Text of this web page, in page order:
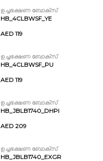
ഉച്ചഭക്ഷണ ബോക്സ്
HB_4CLBWSF_YE
AED 119
ഉച്ചഭക്ഷണ ബോക്സ്
HB_4CLBWSF_PU
AED 119
ഉച്ചഭക്ഷണ ബോക്സ്
HB_JBLB1740_DHPI
AED 209
ഉച്ചഭക്ഷണ ബോക്സ്
HB_JBLB1740_EXGR